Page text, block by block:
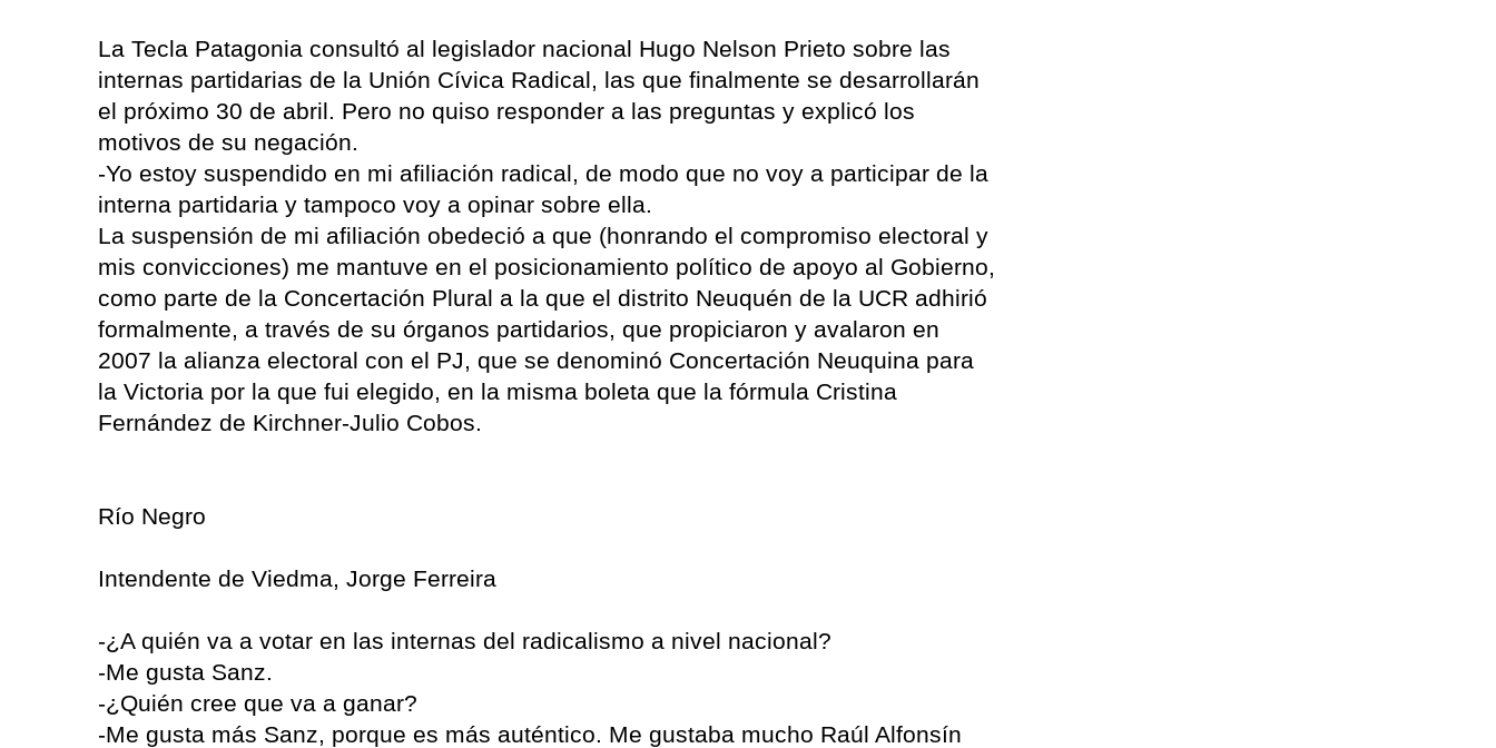
La Tecla Patagonia consultó al legislador nacional Hugo Nelson Prieto sobre las
internas partidarias de la Unión Cívica Radical, las que finalmente se desarrollarán
el próximo 30 de abril. Pero no quiso responder a las preguntas y explicó los
motivos de su negación.
-Yo estoy suspendido en mi afiliación radical, de modo que no voy a participar de la
interna partidaria y tampoco voy a opinar sobre ella.
La suspensión de mi afiliación obedeció a que (honrando el compromiso electoral y
mis convicciones) me mantuve en el posicionamiento político de apoyo al Gobierno,
como parte de la Concertación Plural a la que el distrito Neuquén de la UCR adhirió
formalmente, a través de su órganos partidarios, que propiciaron y avalaron en
2007 la alianza electoral con el PJ, que se denominó Concertación Neuquina para
la Victoria por la que fui elegido, en la misma boleta que la fórmula Cristina
Fernández de Kirchner-Julio Cobos.
Río Negro
Intendente de Viedma, Jorge Ferreira
-¿A quién va a votar en las internas del radicalismo a nivel nacional?
-Me gusta Sanz.
-¿Quién cree que va a ganar?
-Me gusta más Sanz, porque es más auténtico. Me gustaba mucho Raúl Alfonsín